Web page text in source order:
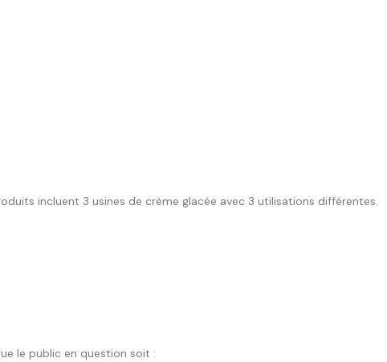
incluent 3 usines de crème glacée avec 3 utilisations différentes.
le public en question soit :